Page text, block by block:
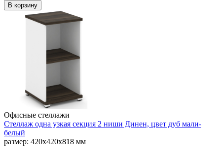
В корзину
Офисные стеллажи
Стеллаж одна узкая секция 2 ниши Динен, цвет дуб мали-
белый
размер: 420х420х818 мм